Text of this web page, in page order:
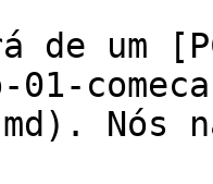
de um
Nós